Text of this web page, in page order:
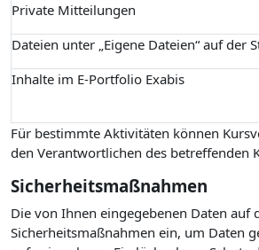
Private Mitteilungen
Dateien unter „Eigene Dateien“ auf der
Inhalte im E-Portfolio Exabis
Für bestimmte Aktivitäten können
den Verantwortlichen des betreffenden
Sicherheitsmaßnahmen
Die von Ihnen eingegebenen Daten auf
Sicherheitsmaßnahmen ein, um Daten